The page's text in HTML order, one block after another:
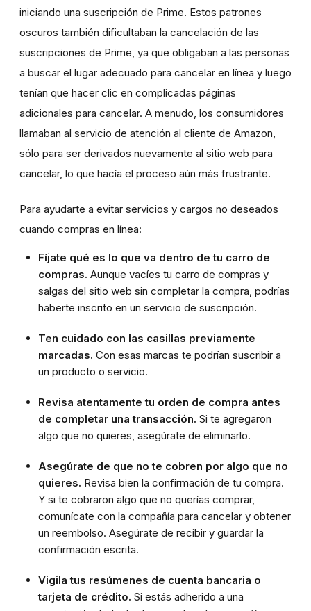
iniciando una suscripción de Prime. Estos patrones
oscuros también dificultaban la cancelación de las
suscripciones de Prime, ya que obligaban a las personas
a buscar el lugar adecuado para cancelar en línea y luego
tenían que hacer clic en complicadas páginas
adicionales para cancelar. A menudo, los consumidores
llamaban al servicio de atención al cliente de Amazon,
sólo para ser derivados nuevamente al sitio web para
cancelar, lo que hacía el proceso aún más frustrante.
Para ayudarte a evitar servicios y cargos no deseados
cuando compras en línea:
Fíjate qué es lo que va dentro de tu carro de
compras. Aunque vacíes tu carro de compras y
salgas del sitio web sin completar la compra, podrías
haberte inscrito en un servicio de suscripción.
Ten cuidado con las casillas previamente
marcadas. Con esas marcas te podrían suscribir a
un producto o servicio.
Revisa atentamente tu orden de compra antes
de completar una transacción. Si te agregaron
algo que no quieres, asegúrate de eliminarlo.
Asegúrate de que no te cobren por algo que no
quieres. Revisa bien la confirmación de tu compra.
Y si te cobraron algo que no querías comprar,
comunícate con la compañía para cancelar y obtener
un reembolso. Asegúrate de recibir y guardar la
confirmación escrita.
Vigila tus resúmenes de cuenta bancaria o
tarjeta de crédito. Si estás adherido a una